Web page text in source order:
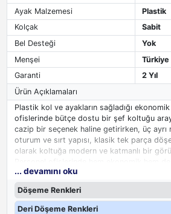
Ayak Malzemesi
Plastik
Kolçak
Sabit
Bel Desteği
Yok
Menşei
Türkiye
Garanti
2 Yıl
Ürün Açıklamaları
Plastik kol ve ayakların sağladığı
ofislerinde bütçe dostu bir şef koltuğu
cazip bir seçenek haline getirirken, üç ayrı
oturum ve sırt yapısı, klasik tek parça
olarak koltuğa modern ve katmanlı bir
arayanlar için güvenilir bir tercih olarak öne
... devamını oku
Döşeme Renkleri
Deri Döşeme Renkleri